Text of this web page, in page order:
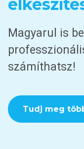
Magyarul is
számíthatsz!
Tudj meg